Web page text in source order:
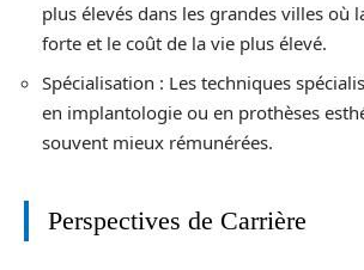
plus élevés dans les grandes villes où
forte et le coût de la vie plus élevé.
Spécialisation : Les techniques
en implantologie ou en prothèses
souvent mieux rémunérées.
Perspectives de Carrière